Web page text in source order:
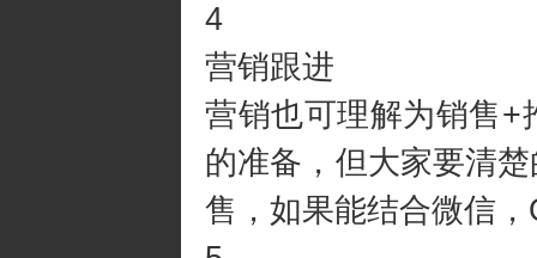
4
营销跟进
营销也可理解为销售+
的准备，但大家要清
售，如果能结合微信